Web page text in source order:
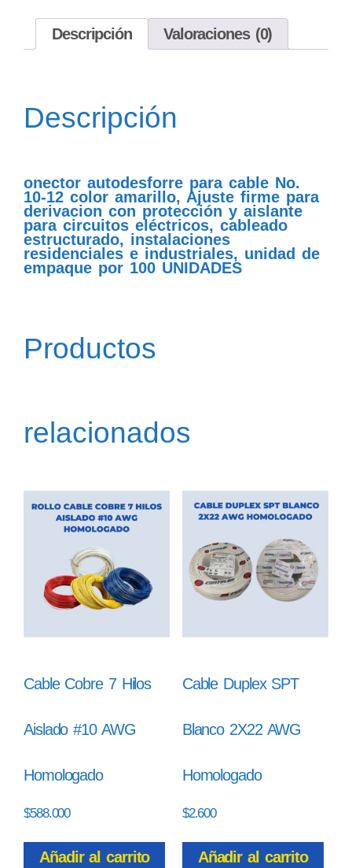
Descripción Valoraciones (0)
Descripción
onector autodesforre para cable No.
10-12 color amarillo, Ajuste firme para
derivacion con protección y aislante
para circuitos eléctricos, cableado
estructurado, instalaciones
residenciales e industriales, unidad de
empaque por 100 UNIDADES
Productos
relacionados
Cable Cobre 7 Hilos
Aislado #10 AWG
Homologado
$588.000
Añadir al carrito
Cable Duplex SPT
Blanco 2X22 AWG
Homologado
$2.600
Añadir al carrito